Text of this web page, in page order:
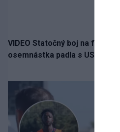
VIDEO Statočný boj na finále
osemnástka padla s USA a